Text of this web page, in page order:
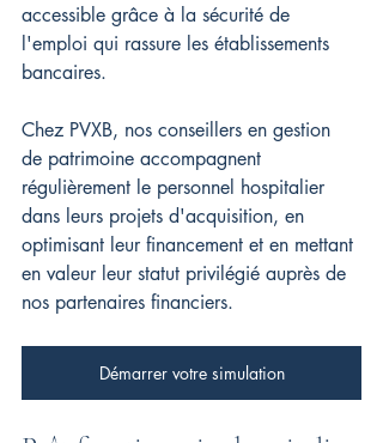
accessible grâce à la sécurité de
l'emploi qui rassure les établissements
bancaires.
Chez PVXB, nos conseillers en gestion
de patrimoine accompagnent
régulièrement le personnel hospitalier
dans leurs projets d'acquisition, en
optimisant leur financement et en mettant
en valeur leur statut privilégié auprès de
nos partenaires financiers.
Démarrer votre simulation